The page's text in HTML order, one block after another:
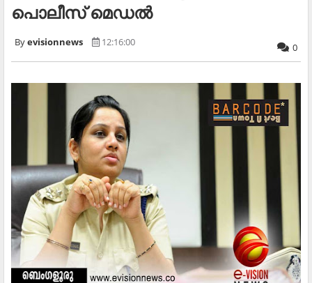
പൊലീസ് മെഡല്‍
evisionnews 12:16:00 0